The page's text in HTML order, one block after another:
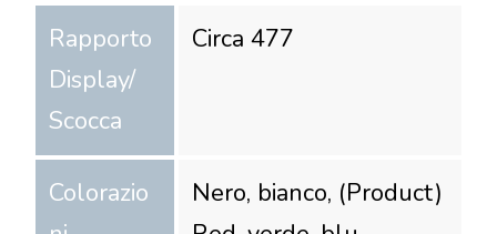
Rapporto
Display/
Scocca
Circa 477
Colorazio
Nero, bianco, (Product)